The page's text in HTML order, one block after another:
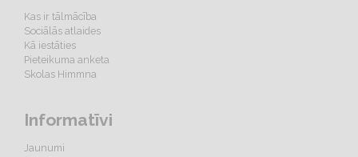
Kas ir tālmācība
Sociālās atlaides
Kā iestāties
Pieteikuma anketa
Skolas Himmna
Informatīvi
Jaunumi